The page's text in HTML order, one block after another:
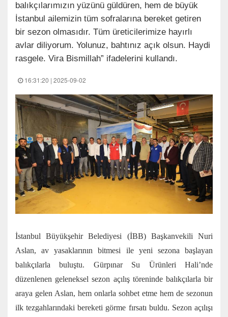
balıkçılarımızın yüzünü güldüren, hem de büyük
İstanbul ailemizin tüm sofralarına bereket getiren
bir sezon olmasıdır. Tüm üreticilerimize hayırlı
avlar diliyorum. Yolunuz, bahtınız açık olsun. Haydi
rasgele. Vira Bismillah” ifadelerini kullandı.
16:31:20 | 2025-09-02
İstanbul Büyükşehir Belediyesi (İBB) Başkanvekili Nuri
Aslan, av yasaklarının bitmesi ile yeni sezona başlayan
balıkçılarla buluştu. Gürpınar Su Ürünleri Hali’nde
düzenlenen geleneksel sezon açılış töreninde balıkçılarla bir
araya gelen Aslan, hem onlarla sohbet etme hem de sezonun
ilk tezgahlarındaki bereketi görme fırsatı buldu. Sezon açılışı